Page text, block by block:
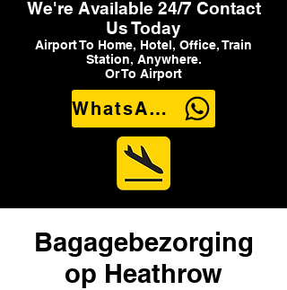
We're Available 24/7 Contact
Us Today
Airport To Home, Hotel, Office, Train
Station, Anywhere.
Or To Airport
WhatsApp Us
Bagagebezorging
op Heathrow